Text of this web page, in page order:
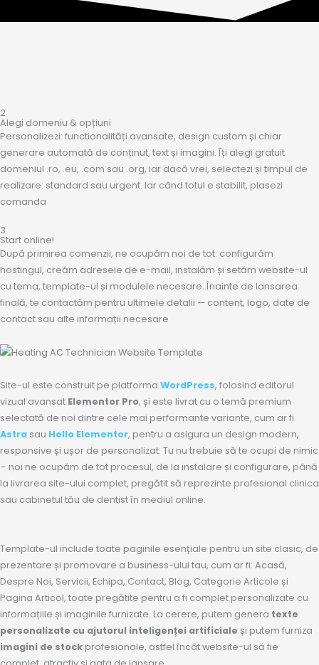
2
Alegi domeniu & opțiuni
Personalizezi: functionalități avansate, design custom și chiar
generare automată de conținut, text și imagini. Îți alegi gratuit
domeniul .ro, .eu, .com sau .org, iar dacă vrei, selectezi și timpul de
realizare: standard sau urgent. Iar când totul e stabilit, plasezi
comanda
3
Start online!
După primirea comenzii, ne ocupăm noi de tot: configurăm
hostingul, creăm adresele de e-mail, instalăm și setăm website-ul
cu tema, template-ul și modulele necesare. Înainte de lansarea
finală, te contactăm pentru ultimele detalii — content, logo, date de
contact sau alte informații necesare
Site-ul este construit pe platforma WordPress, folosind editorul
vizual avansat Elementor Pro, și este livrat cu o temă premium
selectată de noi dintre cele mai performante variante, cum ar fi
Astra sau Hello Elementor, pentru a asigura un design modern,
responsive și ușor de personalizat. Tu nu trebuie să te ocupi de nimic
– noi ne ocupăm de tot procesul, de la instalare și configurare, până
la livrarea site-ului complet, pregătit să reprezinte profesional clinica
sau cabinetul tău de dentist în mediul online.
Template-ul include toate paginile esențiale pentru un site clasic, de
prezentare și promovare a business-ului tau, cum ar fi: Acasă,
Despre Noi, Servicii, Echipa, Contact, Blog, Categorie Articole și
Pagina Articol, toate pregătite pentru a fi complet personalizate cu
informațiile și imaginile furnizate. La cerere, putem genera texte
personalizate cu ajutorul inteligenței artificiale și putem furniza
imagini de stock profesionale, astfel încât website-ul să fie